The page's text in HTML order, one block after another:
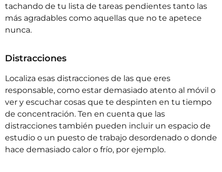
tachando de tu lista de tareas pendientes tanto las
más agradables como aquellas que no te apetece
nunca.
Distracciones
Localiza esas distracciones de las que eres
responsable, como estar demasiado atento al móvil o
ver y escuchar cosas que te despinten en tu tiempo
de concentración. Ten en cuenta que las
distracciones también pueden incluir un espacio de
estudio o un puesto de trabajo desordenado o donde
hace demasiado calor o frío, por ejemplo.